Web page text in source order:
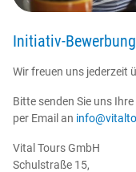
Newsletter
Reisebewertung
Initiativ-Bewerbung
Wir freuen uns jederzeit
Bitte senden Sie uns
per Email an
Vital Tours GmbH
Schulstraße 15,